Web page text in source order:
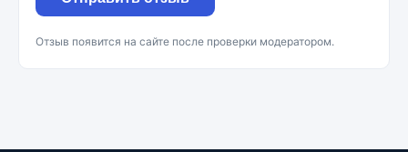
Отзыв появится на сайте после проверки модератором.